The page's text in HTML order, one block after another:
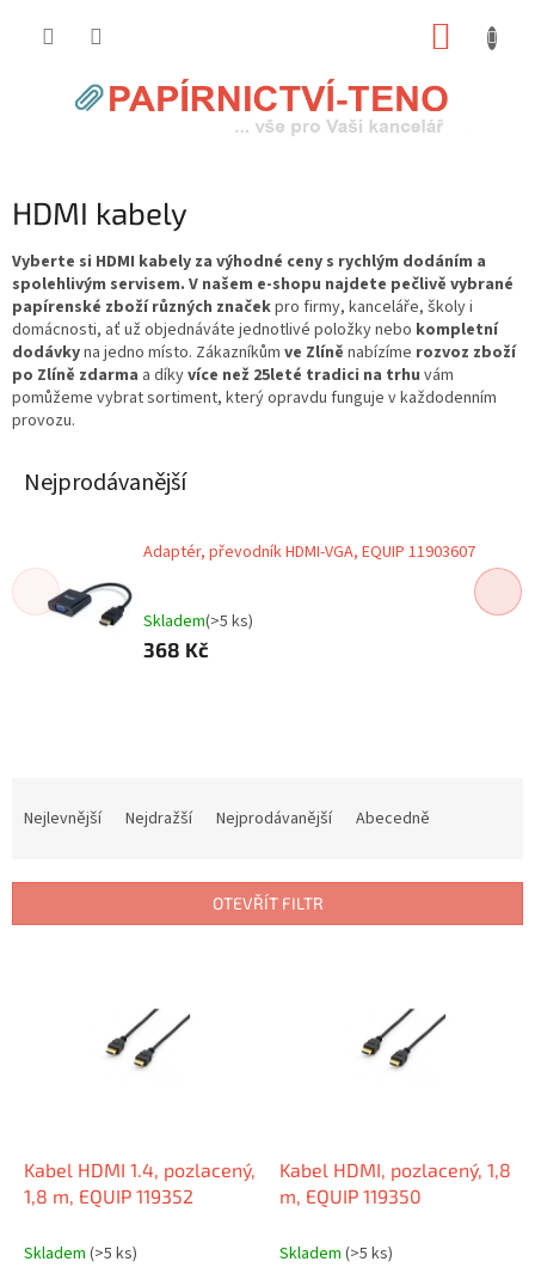
HDMI kabely
Vyberte si HDMI kabely za výhodné ceny s rychlým dodáním a
spolehlivým servisem. V našem e-shopu najdete pečlivě vybrané
papírenské zboží různých značekpro firmy, kanceláře, školy i
domácnosti, ať už objednáváte jednotlivé položky nebo kompletní
dodávkyna jedno místo. Zákazníkům ve Zlíně nabízíme rozvoz zboží
po Zlíně zdarma a díkyvíce než 25leté tradici na trhu vám
pomůžeme vybrat sortiment, který opravdu funguje v každodenním
provozu.
Nejprodávanější
Adaptér, převodník HDMI-VGA, EQUIP 11903607
Skladem(>5 ks)
368 Kč
í
Nejlevnější Nejdražší Nejprodávanější Abecedně
OTEVŘÍT FILTR
Kabel HDMI 1.4, pozlacený,
1,8 m, EQUIP 119352
Skladem (>5 ks)
Kabel HDMI, pozlacený, 1,8
m, EQUIP 119350
Skladem (>5 ks)